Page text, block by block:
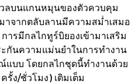
วลบนแกนหมุนของตัวควบคุม
าจากตลับลานมีความสม่ำเสมอ
รมีกลไกทูร์บิยองเข้ามาเสริม
กันความแม่นยำในการทำงาน
แบบ โดยกลไกชุดนี้ทำงานด้วย
รั้ง/ชั่วโมง) เติมเต็ม